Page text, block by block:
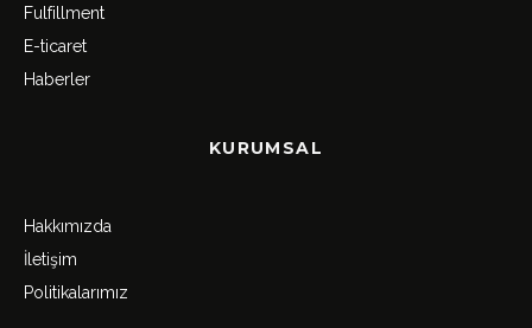
Fulfillment
E-ticaret
Haberler
KURUMSAL
Hakkımızda
İletişim
Politikalarımız